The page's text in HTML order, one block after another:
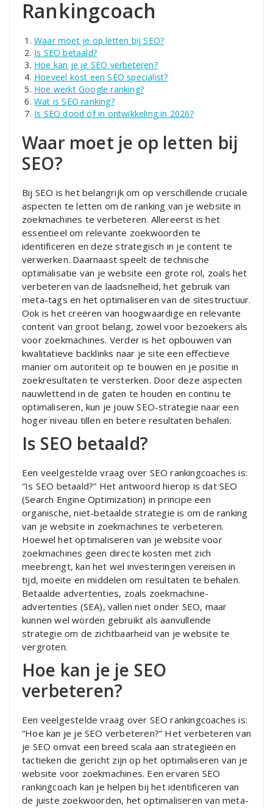
Rankingcoach
Waar moet je op letten bij SEO?
Is SEO betaald?
Hoe kan je je SEO verbeteren?
Hoeveel kost een SEO specialist?
Hoe werkt Google ranking?
Wat is SEO ranking?
Is SEO dood of in ontwikkeling in 2026?
Waar moet je op letten bij
SEO?
Bij SEO is het belangrijk om op verschillende cruciale
aspecten te letten om de ranking van je website in
zoekmachines te verbeteren. Allereerst is het
essentieel om relevante zoekwoorden te
identificeren en deze strategisch in je content te
verwerken. Daarnaast speelt de technische
optimalisatie van je website een grote rol, zoals het
verbeteren van de laadsnelheid, het gebruik van
meta-tags en het optimaliseren van de sitestructuur.
Ook is het creëren van hoogwaardige en relevante
content van groot belang, zowel voor bezoekers als
voor zoekmachines. Verder is het opbouwen van
kwalitatieve backlinks naar je site een effectieve
manier om autoriteit op te bouwen en je positie in
zoekresultaten te versterken. Door deze aspecten
nauwlettend in de gaten te houden en continu te
optimaliseren, kun je jouw SEO-strategie naar een
hoger niveau tillen en betere resultaten behalen.
Is SEO betaald?
Een veelgestelde vraag over SEO rankingcoaches is:
“Is SEO betaald?” Het antwoord hierop is dat SEO
(Search Engine Optimization) in principe een
organische, niet-betaalde strategie is om de ranking
van je website in zoekmachines te verbeteren.
Hoewel het optimaliseren van je website voor
zoekmachines geen directe kosten met zich
meebrengt, kan het wel investeringen vereisen in
tijd, moeite en middelen om resultaten te behalen.
Betaalde advertenties, zoals zoekmachine-
advertenties (SEA), vallen niet onder SEO, maar
kunnen wel worden gebruikt als aanvullende
strategie om de zichtbaarheid van je website te
vergroten.
Hoe kan je je SEO
verbeteren?
Een veelgestelde vraag over SEO rankingcoaches is:
“Hoe kan je je SEO verbeteren?” Het verbeteren van
je SEO omvat een breed scala aan strategieën en
tactieken die gericht zijn op het optimaliseren van je
website voor zoekmachines. Een ervaren SEO
rankingcoach kan je helpen bij het identificeren van
de juiste zoekwoorden, het optimaliseren van meta-